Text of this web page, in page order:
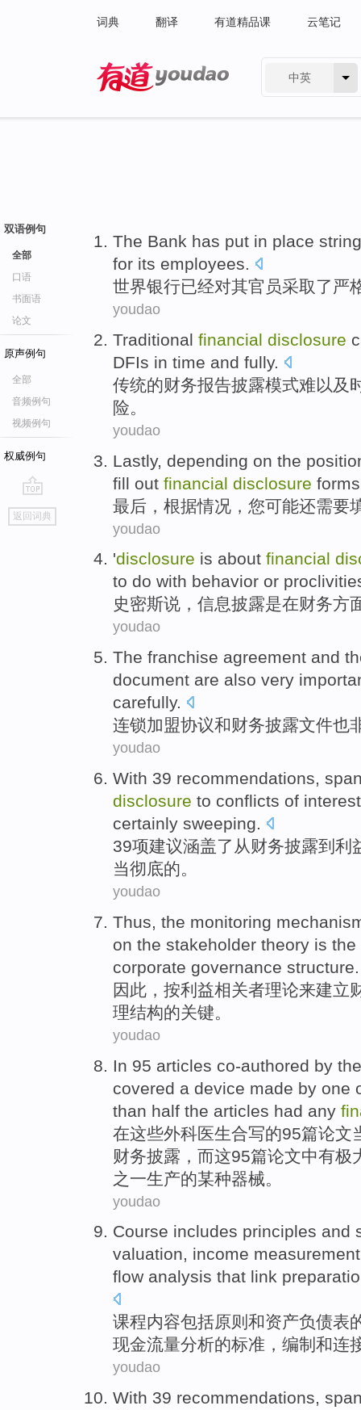
词典 翻译 有道精品课 云笔记
中英
双语例句
全部
口语
书面语
论文
原声例句
全部
音频例句
视频例句
权威例句
go
top
返回词典
The Bank has put in place
for its employees.
世界银行已经对其官员采取了严
youdao
Traditional financial disclosure
DFIs in time and fully.
传统的财务报告披露模式难以及
险。
youdao
Lastly, depending on the
fill out financial disclosure forms
最后 ， 根据情况 ， 您可能还需要
youdao
'disclosure is about financial
to do with behavior or
史密斯说 ，信息披露是在财务方
youdao
The franchise agreement and
document are also very
carefully.
连锁加盟协议和财务披露文件也
youdao
With 39 recommendations,
disclosure to conflicts of
certainly sweeping.
39项建议涵盖了 从 财务披露到 利
当彻底的。
youdao
Thus, the monitoring
on the stakeholder theory is the
corporate governance structure.
因此 ， 按利益相关者理论来建立
理结构的关键。
youdao
In 95 articles co-authored by
covered a device made by one
than half the articles had any
在这些外科医生合写的95篇论文
财务披露， 而这95篇论文中有极
之一生产的某种器械 。
youdao
Course includes principles and
valuation, income measurement
flow analysis that link
课程内容包括原则 和资产负债表
现金流量分析的标准 ， 编制 和连
youdao
With 39 recommendations,